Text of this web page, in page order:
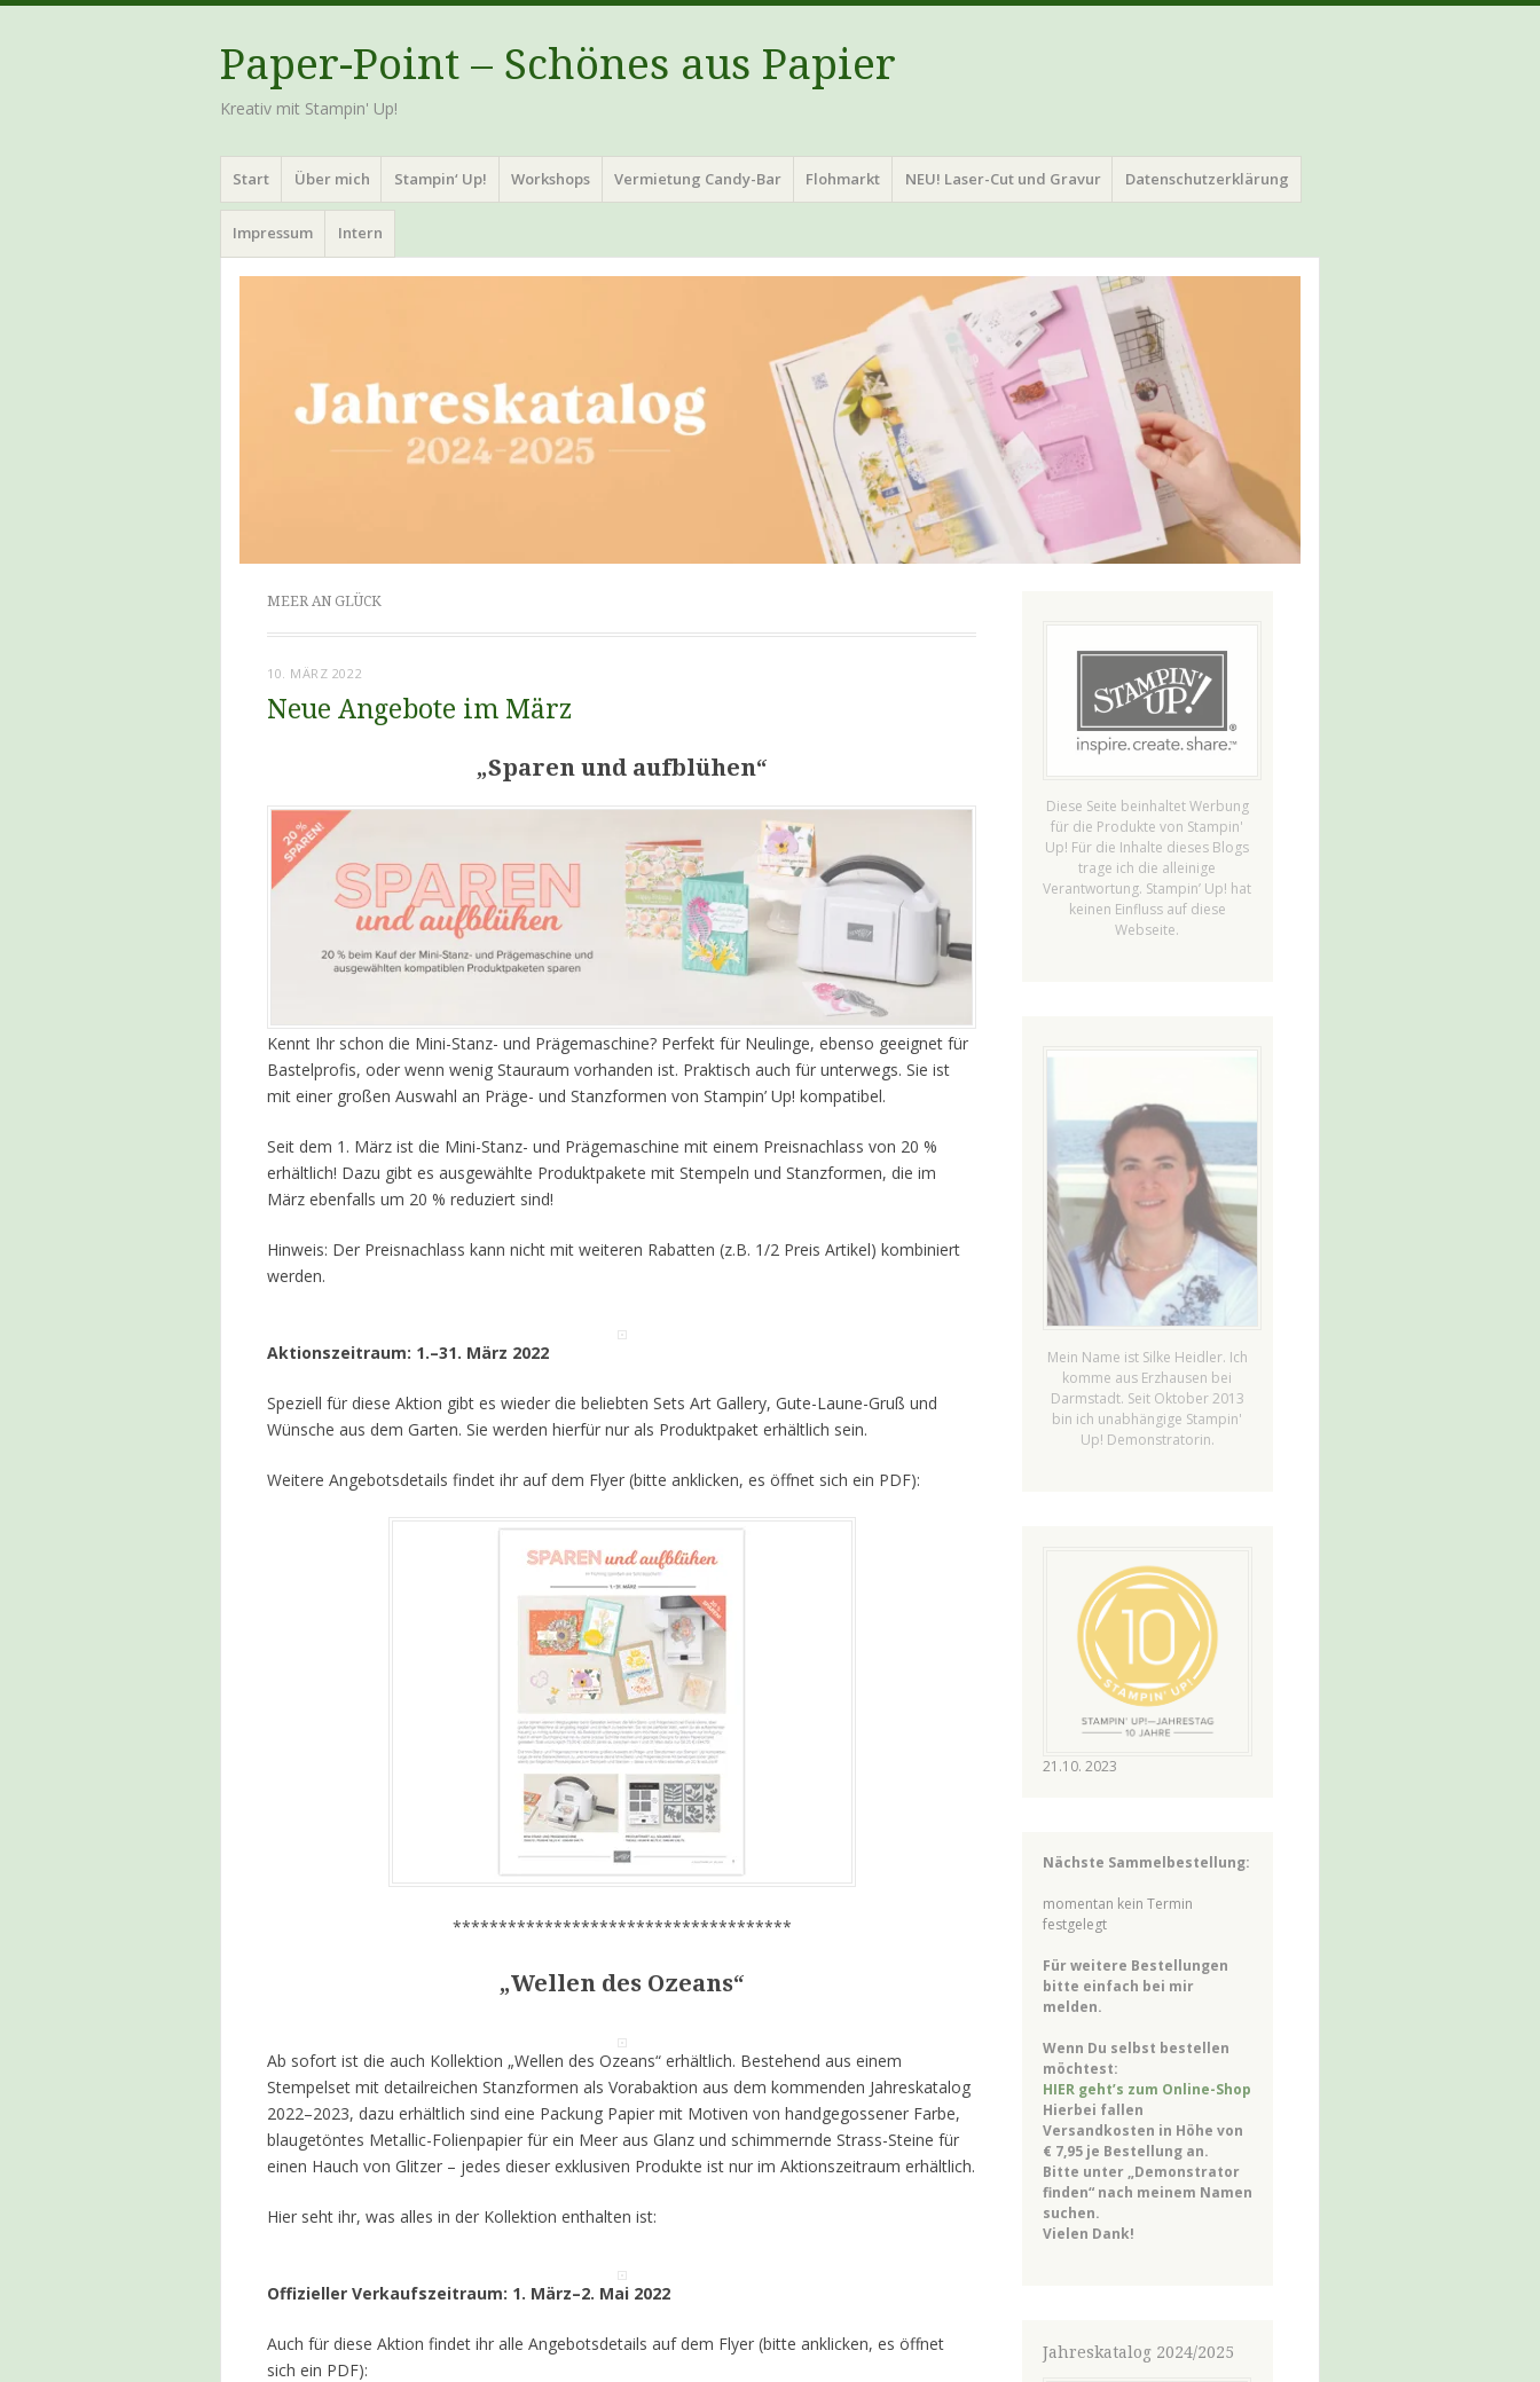
Paper-Point – Schönes aus Papier
Kreativ mit Stampin' Up!
Menü
Zum
Inhalt
springen
Start Über mich Stampin‘ Up! Workshops Vermietung Candy-Bar Flohmarkt NEU! Laser-Cut und Gravur Datenschutzerklärung
Impressum Intern
MEER AN GLÜCK
10. MÄRZ 2022
Neue Angebote im März
„Sparen und aufblühen“
Kennt Ihr schon die Mini-Stanz- und Prägemaschine? Perfekt für Neulinge, ebenso geeignet für
Bastelprofis, oder wenn wenig Stauraum vorhanden ist. Praktisch auch für unterwegs. Sie ist
mit einer großen Auswahl an Präge- und Stanzformen von Stampin’ Up! kompatibel.
Seit dem 1. März ist die Mini-Stanz- und Prägemaschine mit einem Preisnachlass von 20 %
erhältlich! Dazu gibt es ausgewählte Produktpakete mit Stempeln und Stanzformen, die im
März ebenfalls um 20 % reduziert sind!
Hinweis: Der Preisnachlass kann nicht mit weiteren Rabatten (z.B. 1/2 Preis Artikel) kombiniert
werden.
Aktionszeitraum: 1.–31. März 2022
Speziell für diese Aktion gibt es wieder die beliebten Sets Art Gallery, Gute-Laune-Gruß und
Wünsche aus dem Garten. Sie werden hierfür nur als Produktpaket erhältlich sein.
Weitere Angebotsdetails findet ihr auf dem Flyer (bitte anklicken, es öffnet sich ein PDF):
*************************************
„Wellen des Ozeans“
Ab sofort ist die auch Kollektion „Wellen des Ozeans“ erhältlich. Bestehend aus einem
Stempelset mit detailreichen Stanzformen als Vorabaktion aus dem kommenden Jahreskatalog
2022–2023, dazu erhältlich sind eine Packung Papier mit Motiven von handgegossener Farbe,
blaugetöntes Metallic-Folienpapier für ein Meer aus Glanz und schimmernde Strass-Steine für
einen Hauch von Glitzer – jedes dieser exklusiven Produkte ist nur im Aktionszeitraum erhältlich.
Hier seht ihr, was alles in der Kollektion enthalten ist:
Offizieller Verkaufszeitraum: 1. März–2. Mai 2022
Auch für diese Aktion findet ihr alle Angebotsdetails auf dem Flyer (bitte anklicken, es öffnet
sich ein PDF):
Diese Seite beinhaltet Werbung
für die Produkte von Stampin'
Up! Für die Inhalte dieses Blogs
trage ich die alleinige
Verantwortung. Stampin’ Up! hat
keinen Einfluss auf diese
Webseite.
Mein Name ist Silke Heidler. Ich
komme aus Erzhausen bei
Darmstadt. Seit Oktober 2013
bin ich unabhängige Stampin'
Up! Demonstratorin.
21.10. 2023
Nächste Sammelbestellung:
momentan kein Termin
festgelegt
Für weitere Bestellungen
bitte einfach bei mir
melden.
Wenn Du selbst bestellen
möchtest:
HIER geht’s zum Online-Shop
Hierbei fallen
Versandkosten in Höhe von
€ 7,95 je Bestellung an.
Bitte unter „Demonstrator
finden“ nach meinem Namen
suchen.
Vielen Dank!
Jahreskatalog 2024/2025